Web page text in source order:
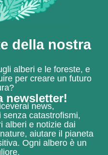
della nostra
alberi e le foreste, e
per creare un futuro
newsletter!
news,
catastrofismi,
alberi e notizie dai
aiutare il pianeta
Ogni albero è un